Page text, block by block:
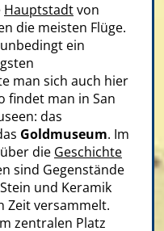
Hauptstadtvon
die meisten Flüge.
ein
man sich auch hier
findet man in San
das
Goldmuseum. Im
die Geschichte
sind Gegenstände
und Keramik
Zeit versammelt.
zentralen Platz